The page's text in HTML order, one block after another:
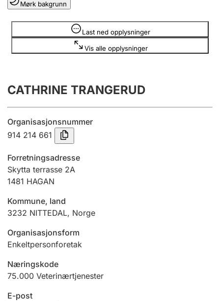
Lag og forening
Registrere, endre, slette
Innsending og forsinkelsesgebyr
Tinglysing
Jeger
Ektepaktveileder
Offentlig sektor
Mørk bakgrunn
Last ned opplysninger
Vis alle opplysninger
Opplysninger er skjult
CATHRINE TRANGERUD
Organisasjonsnummer
914 214 661
Forretningsadresse
Skytta terrasse 2A
1481 HAGAN
Kommune, land
3232 NITTEDAL, Norge
Organisasjonsform
Enkeltpersonforetak
Næringskode
75.000 Veterinærtjenester
E-post